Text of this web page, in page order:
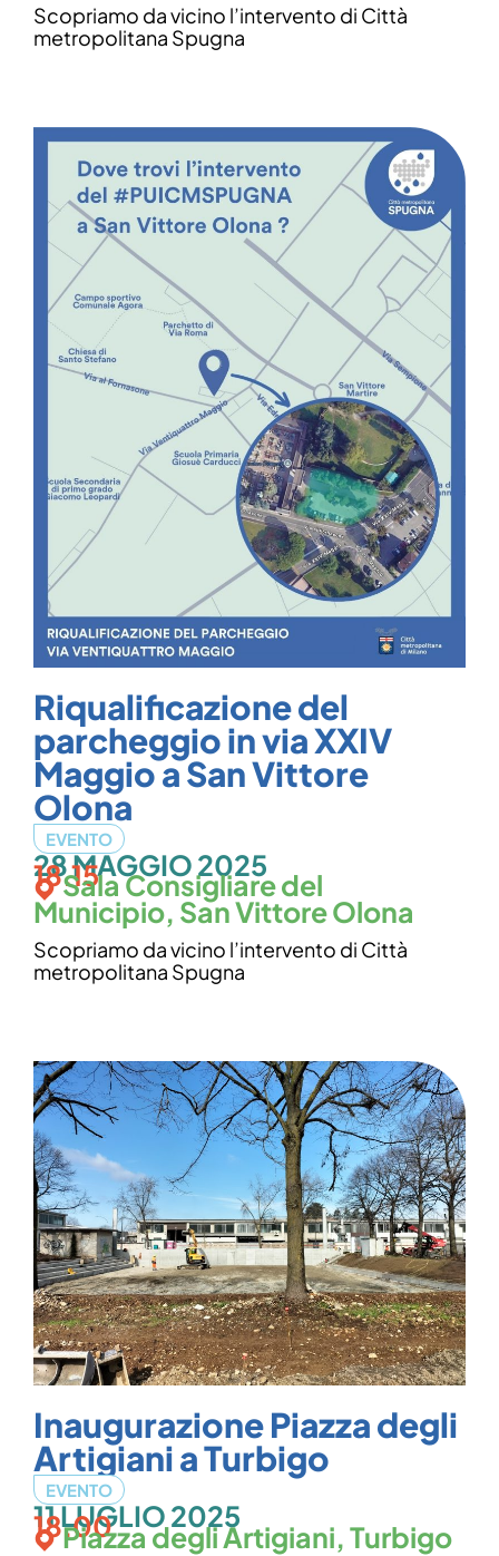
Scopriamo da vicino l’intervento di Città
metropolitana Spugna
Riqualificazione del
parcheggio in via XXIV
Maggio a San Vittore
Olona
EVENTO
28 MAGGIO 2025
18.15
Sala Consigliare del
Municipio, San Vittore Olona
Scopriamo da vicino l’intervento di Città
metropolitana Spugna
Inaugurazione Piazza degli
Artigiani a Turbigo
EVENTO
11 LUGLIO 2025
18.00
Piazza degli Artigiani, Turbigo